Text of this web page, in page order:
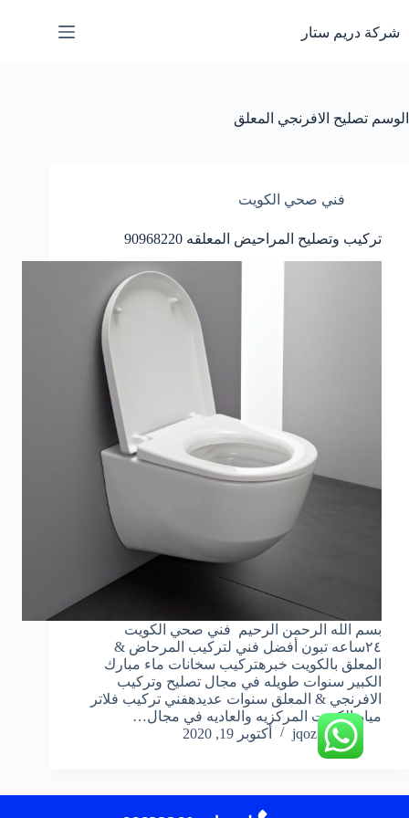
إلى
المحتوى
شركة دريم ستار
الوسم تصليح الافرنجي المعلق
فني صحي الكويت
تركيب وتصليح المراحيض المعلقه 90968220
بسم الله الرحمن الرحيم فني صحي الكويت
٢٤ساعه تبون أفضل فني لتركيب المرحاض &
المعلق بالكويت خبرهتركيب سخانات ماء مبارك
الكبير سنوات طويله في مجال تصليح وتركيب
الافرنجي & المعلق سنوات عديدهفني تركيب فلاتر
مياه الكويت المركزيه والعاديه في مجال…
jqoz51ek
أكتوبر 19, 2020